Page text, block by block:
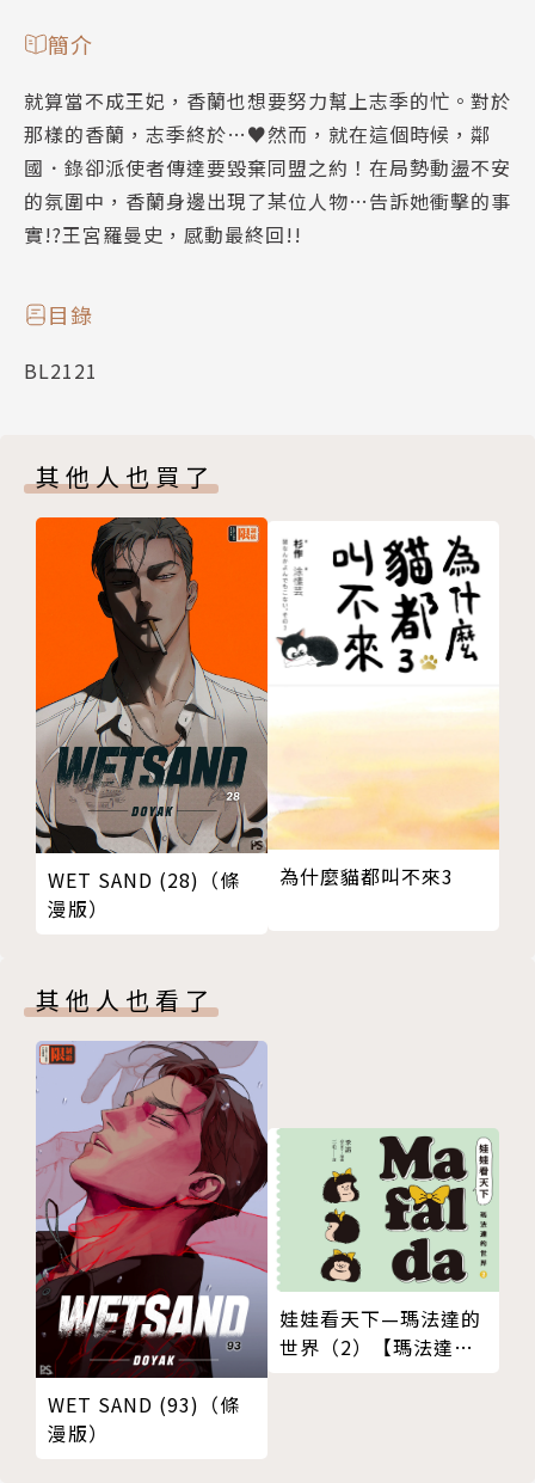
簡介
就算當不成王妃，香蘭也想要努力幫上志季的忙。對於
那樣的香蘭，志季終於…♥然而，就在這個時候，鄰
國．錄卻派使者傳達要毀棄同盟之約！在局勢動盪不安
的氛圍中，香蘭身邊出現了某位人物…告訴她衝擊的事
實!?王宮羅曼史，感動最終回!!
目錄
BL2121
其他人也買了
WET SAND (28)（條
漫版）
為什麼貓都叫不來3
其他人也看了
WET SAND (93)（條
漫版）
娃娃看天下—瑪法達的
世界（2）【瑪法達降